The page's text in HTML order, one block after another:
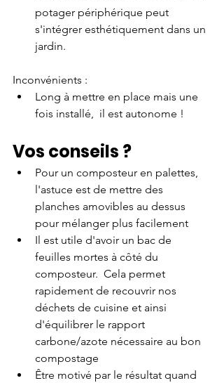
potager périphérique peut
s'intégrer esthétiquement dans un
jardin.
Inconvénients :
Long à mettre en place mais une
fois installé,  il est autonome !
Vos conseils ?
Pour un composteur en palettes,
l'astuce est de mettre des
planches amovibles au dessus
pour mélanger plus facilement
Il est utile d'avoir un bac de
feuilles mortes à côté du
composteur.  Cela permet
rapidement de recouvrir nos
déchets de cuisine et ainsi
d'équilibrer le rapport
carbone/azote nécessaire au bon
compostage
Être motivé par le résultat quand